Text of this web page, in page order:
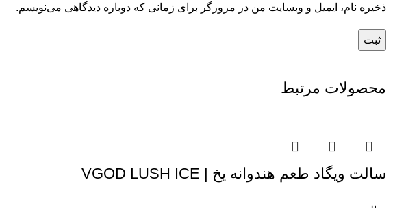
ذخیره نام، ایمیل و وبسایت من در مرورگر برای زمانی که دوباره دیدگاهی می‌نویسم.
محصولات مرتبط
سالت ویگاد طعم هندوانه یخ | VGOD LUSH ICE